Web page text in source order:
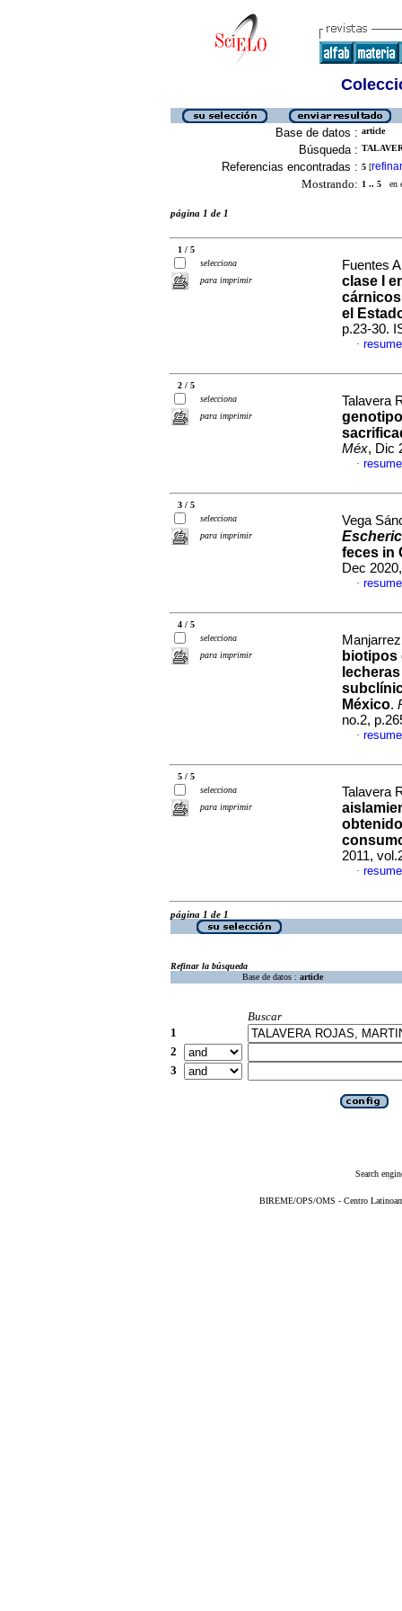
Base de datos : article
Búsqueda :
Referencias encontradas : 5 [refinar
Mostrando: 1 .. 5 en
página 1 de 1
1 / 5
selecciona
para imprimir
Fuentes
clase I
el
p.23-30.
·
2 / 5
selecciona
para imprimir
Talavera
Méx, Dic
·
3 / 5
selecciona
para imprimir
Vega
feces in
Dec
·
4 / 5
selecciona
para imprimir
México.
no.2,
·
5 / 5
selecciona
para imprimir
Talavera
2011,
·
página 1 de 1
Refinar la búsqueda
Base de datos : article
Buscar
1
2
3
Search
BIREME/OPS/OMS - Centro